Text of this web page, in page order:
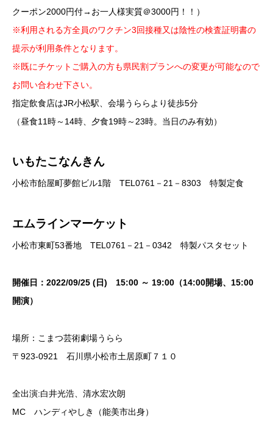
クーポン2000円付→お一人様実質＠3000円！！）
※利用される方全員のワクチン3回接種又は陰性の検査証明書の
提示が利用条件となります。
※既にチケットご購入の方も県民割プランへの変更が可能なので
お問い合わせ下さい。
指定飲食店はJR小松駅、会場うららより徒歩5分
（昼食11時～14時、夕食19時～23時。当日のみ有効）
いもたこなんきん
小松市飴屋町夢館ビル1階 TEL0761－21－8303 特製定食
エムラインマーケット
小松市東町53番地 TEL0761－21－0342 特製パスタセット
開催日：2022/09/25 (日) 15:00 ～ 19:00（14:00開場、15:00
開演）
場所：こまつ芸術劇場うらら
〒923-0921 石川県小松市土居原町７１０
全出演:白井光浩、清水宏次朗
MC ハンディやしき（能美市出身）